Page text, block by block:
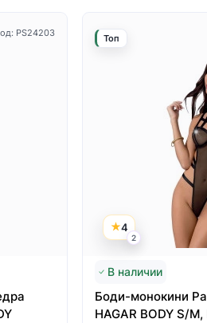
MISS
Вибратор для
стимуляцией
Berry, 2
2039 грн
PS24203
4
2
Топ
В наличии
Боди-монокини
HAGAR BODY S/